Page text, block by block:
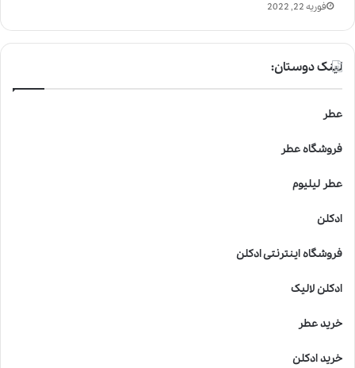
فوریه 22, 2022
لینک دوستان:
عطر
فروشگاه عطر
عطر لیلیوم
ادکلن
فروشگاه اینترنتی ادکلن
ادکلن لالیک
خرید عطر
خرید ادکلن